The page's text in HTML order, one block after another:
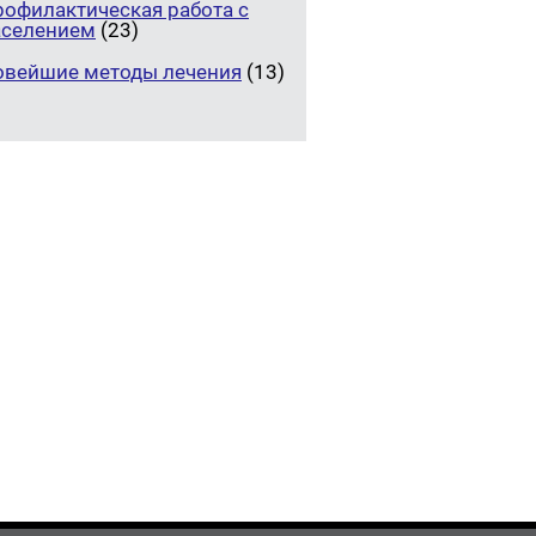
работа с
(23)
методы лечения (13)